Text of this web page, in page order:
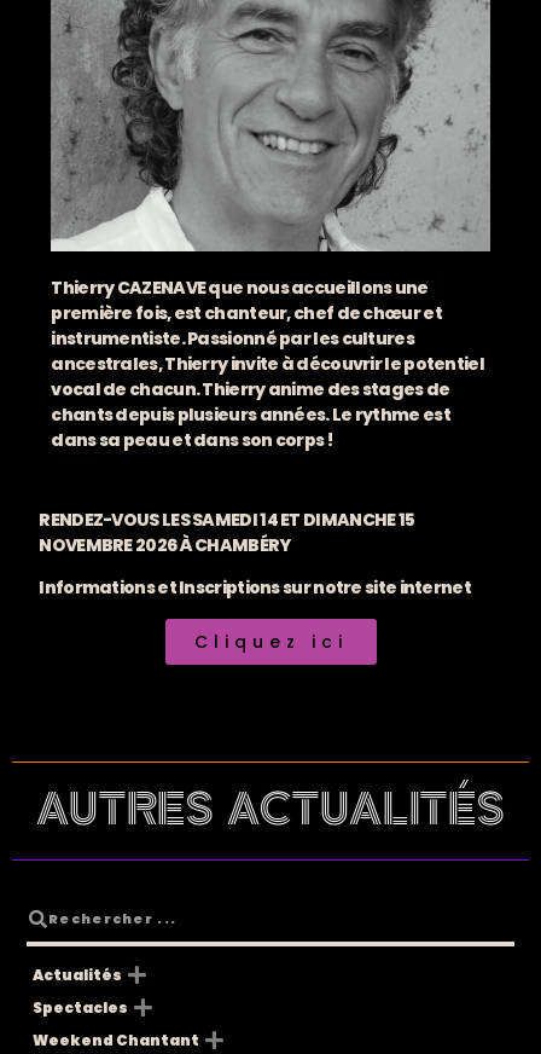
Thierry CAZENAVE que nous accueillons une
première fois, est chanteur, chef de chœur et
instrumentiste. Passionné par les cultures
ancestrales, Thierry invite à découvrir le potentiel
vocal de chacun. Thierry anime des stages de
chants depuis plusieurs années. Le rythme est
dans sa peau et dans son corps !
RENDEZ-VOUS LES SAMEDI 14 ET DIMANCHE 15
NOVEMBRE 2026 À CHAMBÉRY
Informations et Inscriptions sur notre site internet
Cliquez ici
AUTRES ACTUALITÉS
Actualités
Spectacles
Weekend Chantant